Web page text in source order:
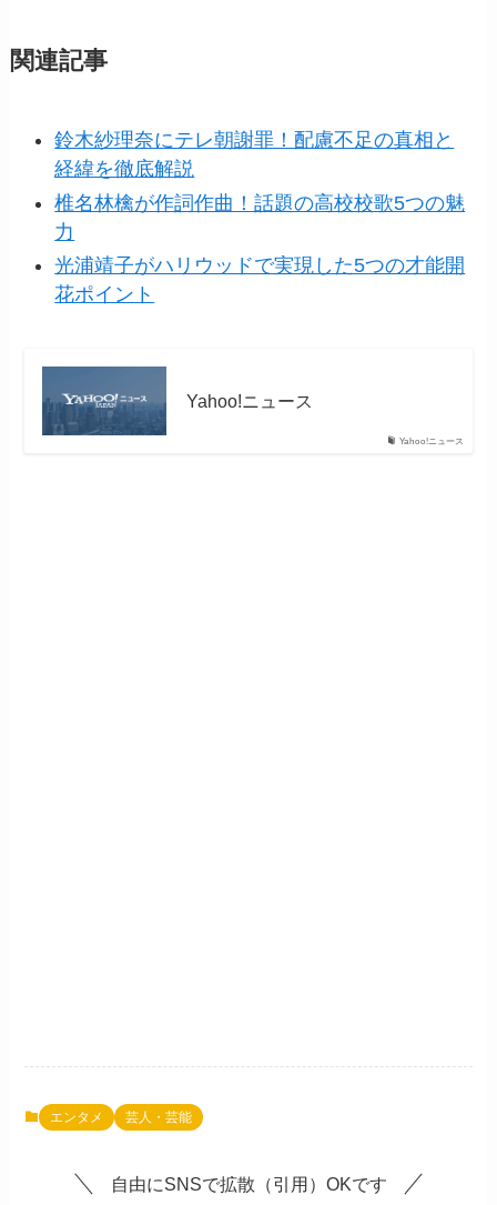
関連記事
鈴木紗理奈にテレ朝謝罪！配慮不足の真相と
経緯を徹底解説
椎名林檎が作詞作曲！話題の高校校歌5つの魅
力
光浦靖子がハリウッドで実現した5つの才能開
花ポイント
Yahoo!ニュース
Yahoo!ニュース
エンタメ 芸人・芸能
自由にSNSで拡散（引用）OKです